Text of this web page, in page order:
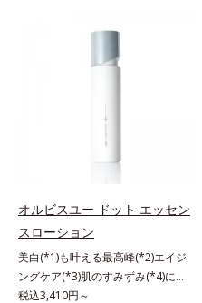
へ導く保湿成分、植物由来アミノ酸
え、すこやかに保つ保湿成分、微生
荒れを防ぐ保湿成分*5 ウォッシュ
を除くLM＝さっぱり高保湿タイプ
（脂性肌～普通肌）RM＝しっとり
「オルビス アクアニスト」。乾燥
る持続型トリプルアミノ酸(*4)を配
どまってうるおいを蓄えてくれま
す。刺激を受けやすくなった角層を
うるおいで満たし、脱・敏感肌を目
指します。無油分・無着色・無香
料・アルコールフリー・パラベンフ
リーで、徹底的に肌に寄り添いま
す。*1 乾燥と敏感をくり返すこと
*2 敏感肌対象連用テスト済（すべ
ての方のお肌に合うということでは
ありません）*3 乾燥して敏感に感
オルビスユー ドット エッセン
スローション
美白(*1)も叶える最高峰(*2)エイジ
ングケア(*3)肌のすみずみ(*4)にし
みわたるうるおい充満ローション。
税込3,410円～